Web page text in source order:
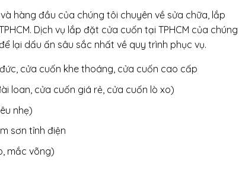
hàng đầu của chúng tôi chuyên về sửa chữa, lắp
Dịch vụ lắp đặt cửa cuốn tại TPHCM của chúng
lại dấu ấn sâu sắc nhất về quy trình phục vụ.
cửa cuốn khe thoáng, cửa cuốn cao cấp
loan, cửa cuốn giá rẻ, cửa cuốn lò xo)
nhẹ)
sơn tỉnh điện
mắc võng)